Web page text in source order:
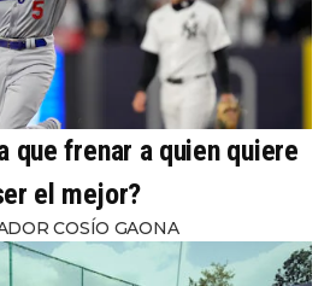
que frenar a quien quiere
el mejor?
COSÍO GAONA